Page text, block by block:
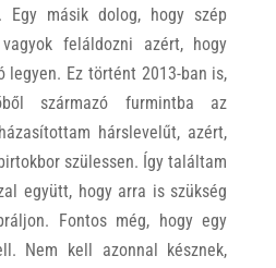
Egy másik dolog, hogy szép
feláldozni azért, hogy
legyen. Ez történt 2013-ban is,
származó furmintba az
hárslevelűt, azért,
szülessen. Így találtam
együtt, hogy arra is szükség
Fontos még, hogy egy
Nem kell azonnal késznek,